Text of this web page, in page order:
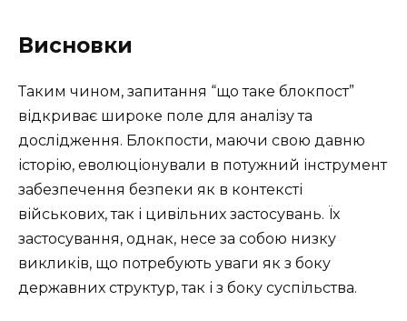
Висновки
Таким чином, запитання “що таке блокпост”
відкриває широке поле для аналізу та
дослідження. Блокпости, маючи свою давню
історію, еволюціонували в потужний інструмент
забезпечення безпеки як в контексті
військових, так і цивільних застосувань. Їх
застосування, однак, несе за собою низку
викликів, що потребують уваги як з боку
державних структур, так і з боку суспільства.